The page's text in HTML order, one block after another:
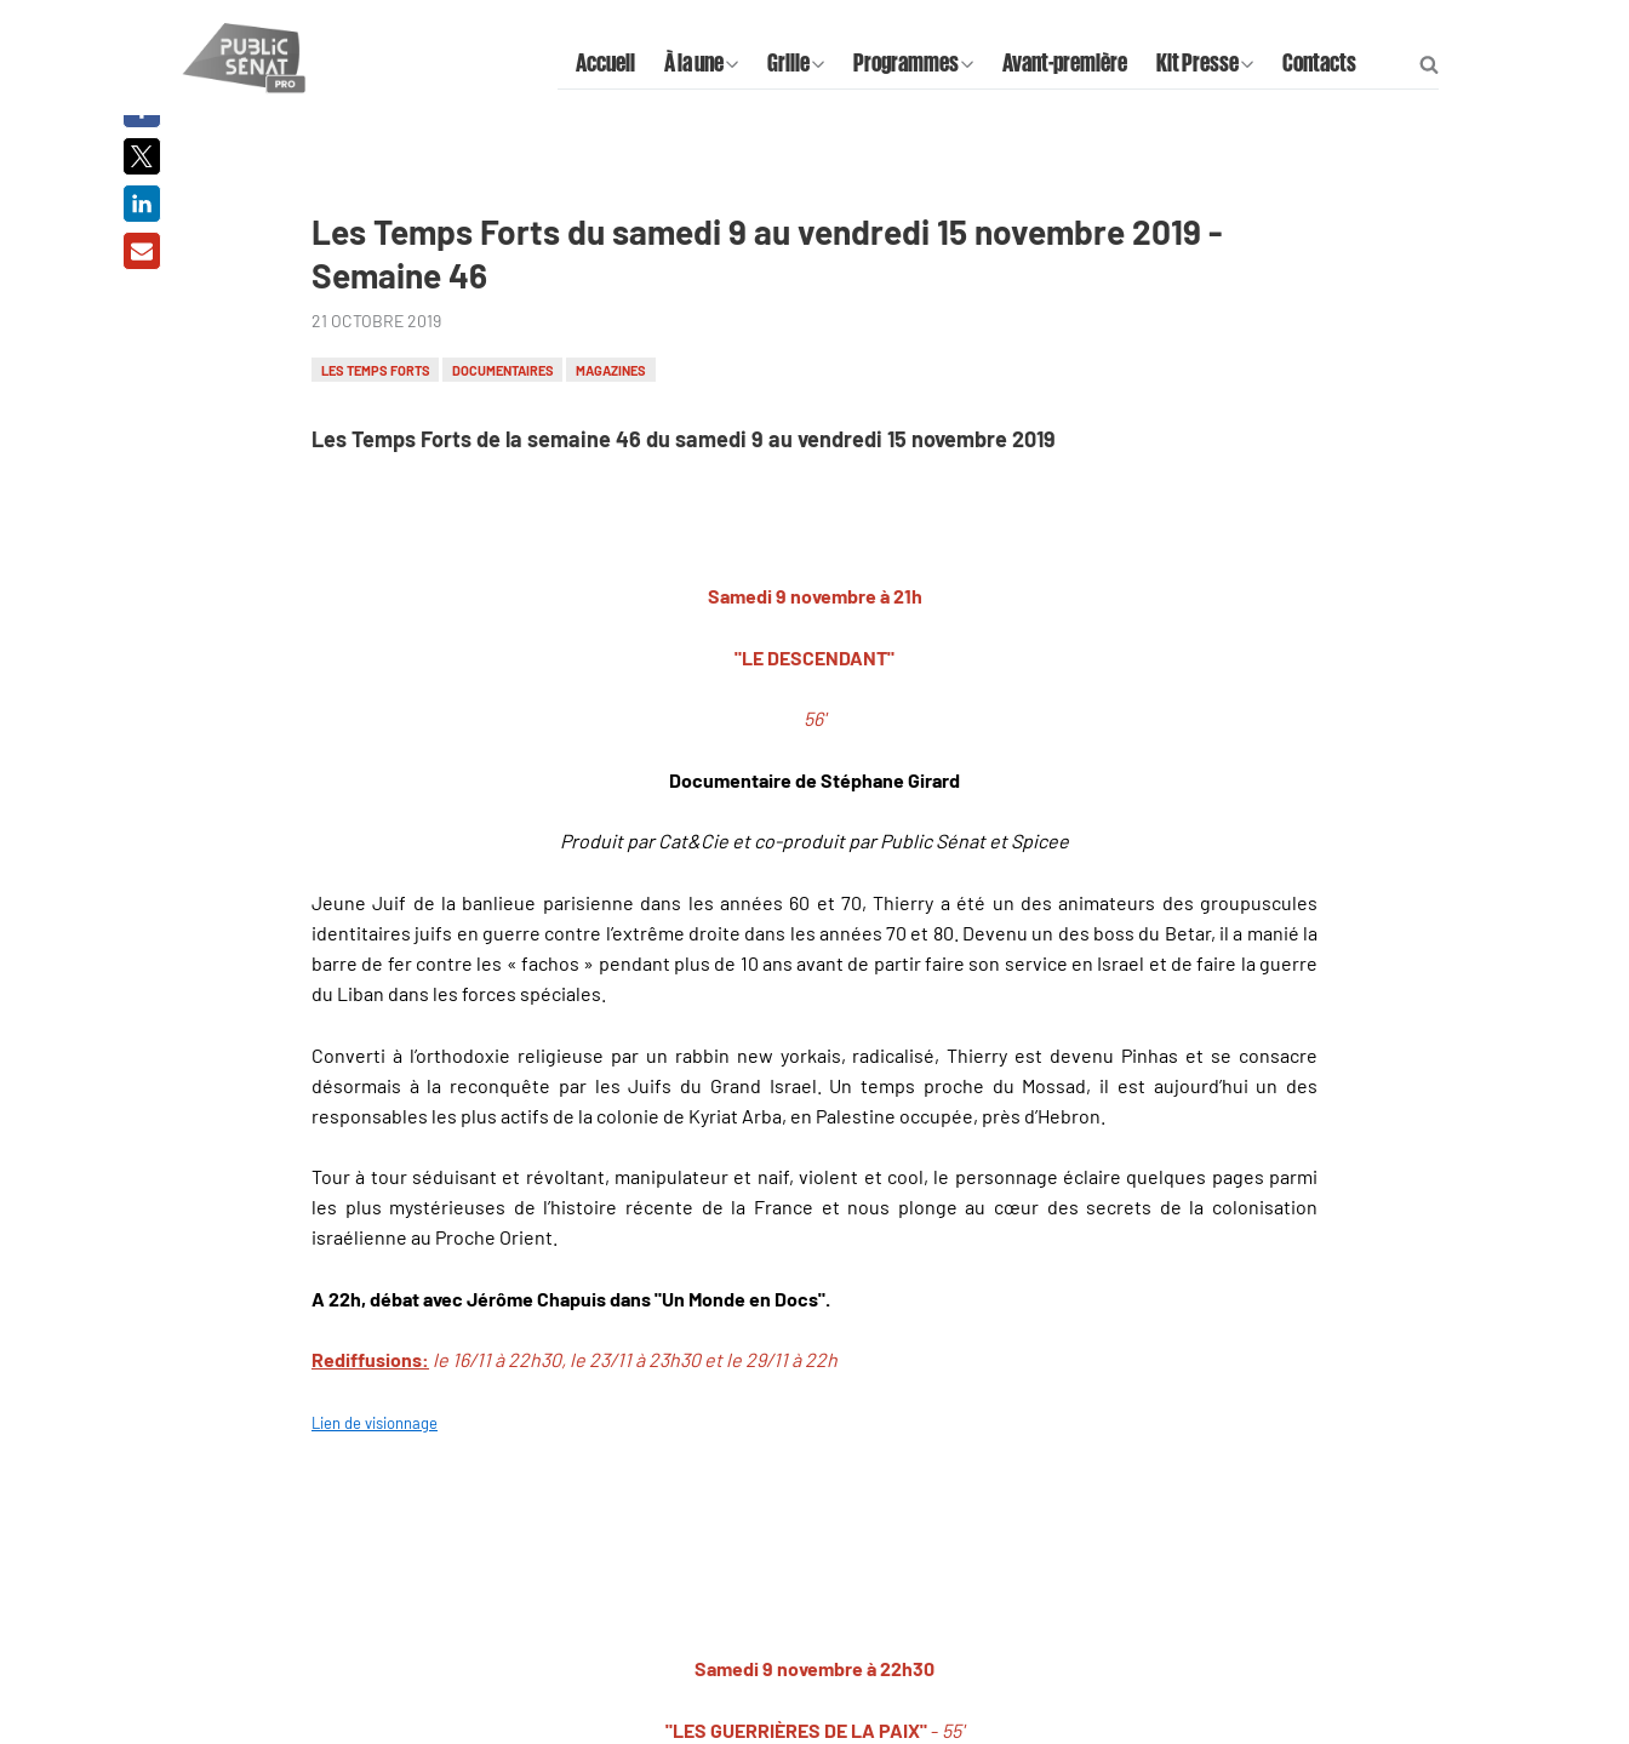
Accueil À la une Grille Programmes Avant-première Kit Presse Contacts
Les Temps Forts du samedi 9 au vendredi 15 novembre 2019 -
Semaine 46
21 OCTOBRE 2019
LES TEMPS FORTS DOCUMENTAIRES MAGAZINES
Les Temps Forts de la semaine 46 du samedi 9 au vendredi 15 novembre 2019
Samedi 9 novembre à 21h
"LE DESCENDANT"
56'
Documentaire de Stéphane Girard
Produit par Cat&Cie et co-produit par Public Sénat et Spicee
Jeune Juif de la banlieue parisienne dans les années 60 et 70, Thierry a été un des animateurs des groupuscules
identitaires juifs en guerre contre l’extrême droite dans les années 70 et 80. Devenu un des boss du Betar, il a manié la
barre de fer contre les « fachos » pendant plus de 10 ans avant de partir faire son service en Israel et de faire la guerre
du Liban dans les forces spéciales.
Converti à l’orthodoxie religieuse par un rabbin new yorkais, radicalisé, Thierry est devenu Pinhas et se consacre
désormais à la reconquête par les Juifs du Grand Israel. Un temps proche du Mossad, il est aujourd’hui un des
responsables les plus actifs de la colonie de Kyriat Arba, en Palestine occupée, près d’Hebron.
Tour à tour séduisant et révoltant, manipulateur et naif, violent et cool, le personnage éclaire quelques pages parmi
les plus mystérieuses de l’histoire récente de la France et nous plonge au cœur des secrets de la colonisation
israélienne au Proche Orient.
A 22h, débat avec Jérôme Chapuis dans "Un Monde en Docs".
Rediffusions: le 16/11 à 22h30, le 23/11 à 23h30 et le 29/11 à 22h
Lien de visionnage
Samedi 9 novembre à 22h30
"LES GUERRIÈRES DE LA PAIX"- 55'